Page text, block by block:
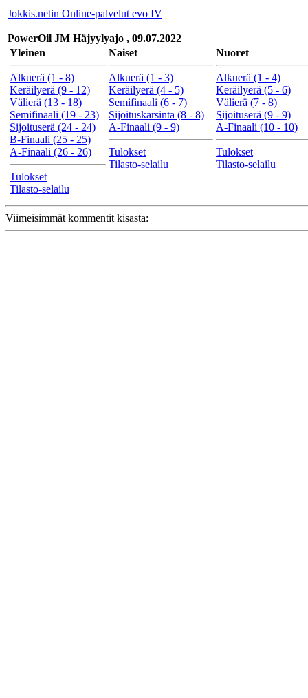
Jokkis.netin Online-palvelut evo IV
PowerOil JM Häjyylyajo , 09.07.2022
Yleinen
Alkuerä (1 - 8)
Keräilyerä (9 - 12)
Välierä (13 - 18)
Semifinaali (19 - 23)
Sijoituserä (24 - 24)
B-Finaali (25 - 25)
A-Finaali (26 - 26)
Tulokset
Tilasto-selailu
Naiset
Alkuerä (1 - 3)
Keräilyerä (4 - 5)
Semifinaali (6 - 7)
Sijoituskarsinta (8 - 8)
A-Finaali (9 - 9)
Tulokset
Tilasto-selailu
Nuoret
Alkuerä (1 - 4)
Keräilyerä (5 - 6)
Välierä (7 - 8)
Sijoituserä (9 - 9)
A-Finaali (10 - 10)
Tulokset
Tilasto-selailu
Viimeisimmät kommentit kisasta: